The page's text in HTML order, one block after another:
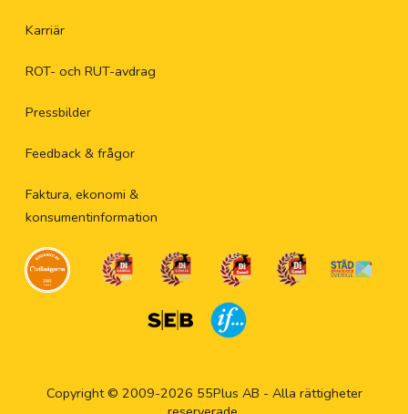
Karriär
ROT- och RUT-avdrag
Pressbilder
Feedback & frågor
Faktura, ekonomi &
konsumentinformation
Copyright © 2009-2026 55Plus AB - Alla rättigheter